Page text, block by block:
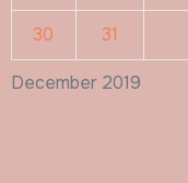
December 2019
30 31